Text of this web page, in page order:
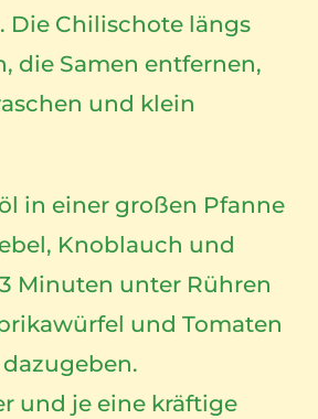
Die Chilischote längs
die Samen entfernen,
und klein
in einer großen Pfanne
Knoblauch und
Minuten unter Rühren
und Tomaten
und je eine kräftige